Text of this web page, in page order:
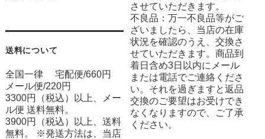
送料について
全国一律 宅配便/660円
メール便/220円
3300円（税込）以上、メー
ル便 送料無料。
3900円（税込）以上、送料
無料。 ※発送方法は、当店
させていただきます。
不良品：万一不良品等がご
ざいましたら、当店の在庫
状況を確認のうえ、交換さ
せていただきます。商品到
着日含め3日以内にメール
または電話でご連絡くださ
い。それを過ぎますと返品
交換のご要望はお受けでき
なくなりますので、ご了承
ください。